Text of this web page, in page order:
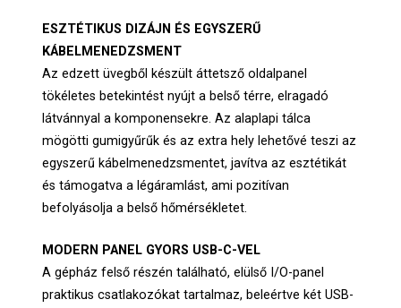
ESZTÉTIKUS DIZÁJN ÉS EGYSZERŰ
KÁBELMENEDZSMENT
Az edzett üvegből készült áttetsző oldalpanel
tökéletes betekintést nyújt a belső térre, elragadó
látvánnyal a komponensekre. Az alaplapi tálca
mögötti gumigyűrűk és az extra hely lehetővé teszi az
egyszerű kábelmenedzsmentet, javítva az esztétikát
és támogatva a légáramlást, ami pozitívan
befolyásolja a belső hőmérsékletet.
MODERN PANEL GYORS USB-C-VEL
A gépház felső részén található, elülső I/O-panel
praktikus csatlakozókat tartalmaz, beleértve két USB-